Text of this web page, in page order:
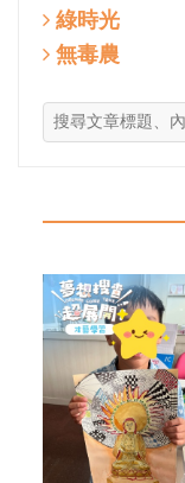
綠時光
無毒農